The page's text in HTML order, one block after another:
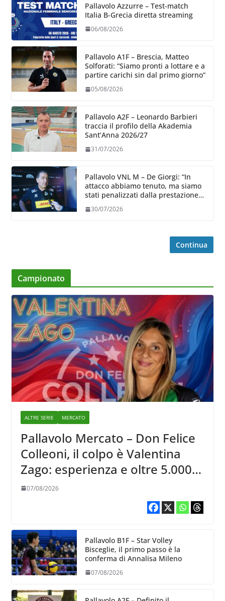
Pallavolo Azzurre – Test-match
Italia B-Grecia diretta streaming
06/08/2026
Pallavolo A1F – Brescia, Matteo
Solforati: “Siamo pronti a lottare e a
partire carichi sin dal primo giorno”
05/08/2026
Pallavolo A2F – Leonardo Barbieri
traccia il profilo della Akademia
Sant’Anna 2026/27
31/07/2026
Pallavolo VNL M – De Giorgi: “In
attacco abbiamo tenuto, ma siamo
stati penalizzati dalla prestazione
30/07/2026
Continua
Campionato
ALTRE SERIE MERCATO
Pallavolo Mercato – Don Felice
Colleoni, il colpo è Valentina
Zago: esperienza e oltre 5.000
punti al servizio di Trescore
07/08/2026
Pallavolo B1F – Star Volley
Bisceglie, il primo passo è la
conferma di Annalisa Mileno
07/08/2026